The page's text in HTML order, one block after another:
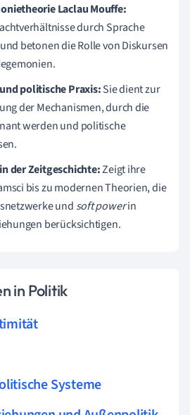
Laclau Mouffe:
durch Sprache
betonen die Rolle von Diskursen
politische Praxis:Sie dient zur
der Mechanismen, durch die
werden und politische
der Zeitgeschichte:Zeigt ihre
bis zu modernen Theorien, die
und soft powerin
berücksichtigen.
in Politik
Systeme